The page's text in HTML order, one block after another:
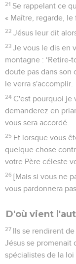
21 Se rappelant ce
« Maître, regarde,
22 Jésus leur dit
23 Je vous le dis en
montagne : ‘Retire-
doute pas dans
le verra s'accomplir.
24 C'est pourquoi je
demanderez en
vous sera accordé.
25 Et lorsque vous
quelque chose
votre Père céleste
26 [Mais si vous ne
vous pardonnera
D'où vient
27 Ils se rendirent
Jésus se promenait
spécialistes de la